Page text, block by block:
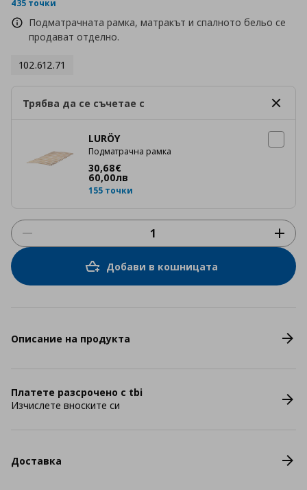
435 точки
Подматрачната рамка, матракът и спалното бельо се
продават отделно.
102.612.71
Трябва да се съчетае с
LURÖY
Подматрачна рамка
30,68€
Цена30,68 €
60,00лв
155 точки
Добави в кошницата
Описание на продукта
Платете разсрочено с tbi
Изчислете вноските си
Доставка